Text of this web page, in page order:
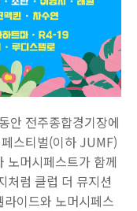
안 전주종합경기장에
스티벌(이하 JUMF)
노머시페스트가 함께
럼 클럽 더 뮤지션
이드와 노머시페스